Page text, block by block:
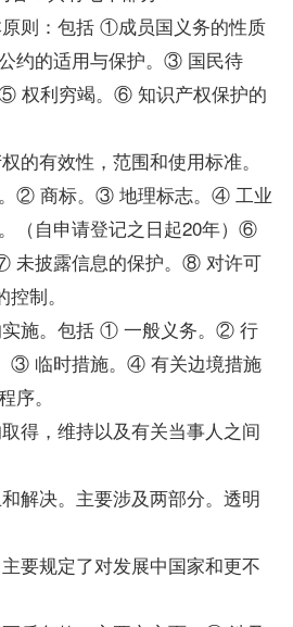
则：包括 ①成员国义务的性质
约的适用与保护。③ 国民待
权利穷竭。⑥ 知识产权保护的
有效性，范围和使用标准。
② 商标。③ 地理标志。④ 工业
（自申请登记之日起20年）⑥
未披露信息的保护。⑧ 对许可
制。
施。包括 ① 一般义务。② 行
③ 临时措施。④ 有关边境措施
。
，维持以及有关当事人之间
决。主要涉及两部分。透明
规定了对发展中国家和更不